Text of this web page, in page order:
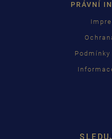
PRÁVNÍ